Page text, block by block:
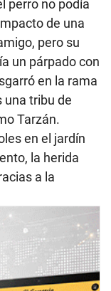
perro no podía
de una
pero su
un párpado con
en la rama
una tribu de
Tarzán.
en el jardín
la herida
a la